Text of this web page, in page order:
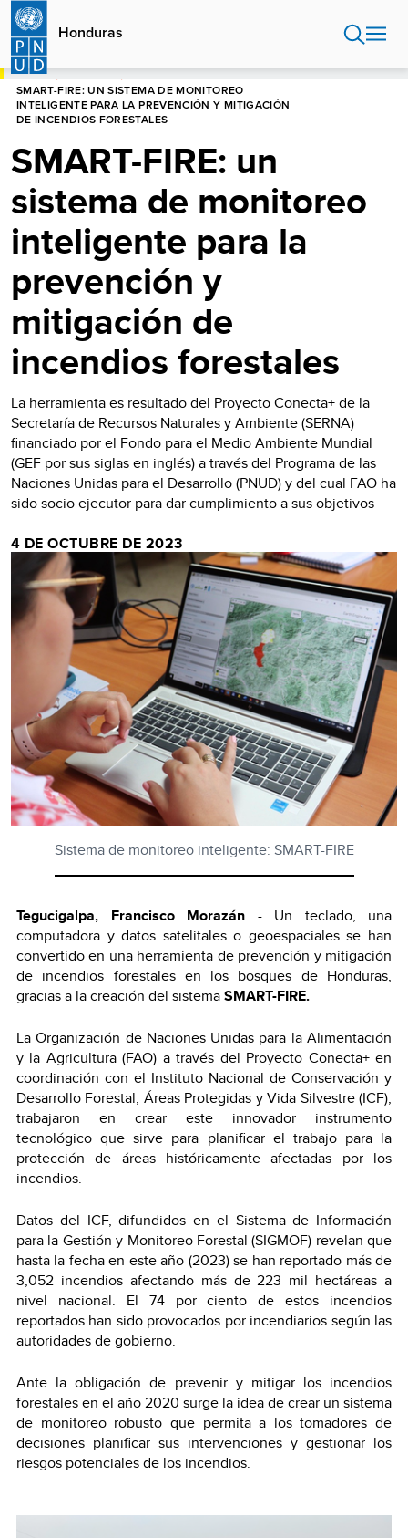
Pasar
contenido
principal
Honduras
HOME
SMART-FIRE: UN SISTEMA DE MONITOREO
INTELIGENTE PARA LA PREVENCIÓN Y MITIGACIÓN
DE INCENDIOS FORESTALES
SMART-FIRE: un
sistema de monitoreo
inteligente para la
prevención y
mitigación de
incendios forestales
La herramienta es resultado del Proyecto Conecta+ de la
Secretaría de Recursos Naturales y Ambiente (SERNA)
financiado por el Fondo para el Medio Ambiente Mundial
(GEF por sus siglas en inglés) a través del Programa de las
Naciones Unidas para el Desarrollo (PNUD) y del cual FAO ha
sido socio ejecutor para dar cumplimiento a sus objetivos
4 DE OCTUBRE DE 2023
Sistema de monitoreo inteligente: SMART-FIRE
Tegucigalpa, Francisco Morazán - Un teclado, una
computadora y datos satelitales o geoespaciales se han
convertido en una herramienta de prevención y mitigación
de incendios forestales en los bosques de Honduras,
gracias a la creación del sistemaSMART-FIRE.
La Organización de Naciones Unidas para la Alimentación
y la Agricultura (FAO) a través del Proyecto Conecta+ en
coordinación con el Instituto Nacional de Conservación y
Desarrollo Forestal, Áreas Protegidas y Vida Silvestre (ICF),
trabajaron en crear este innovador instrumento
tecnológico que sirve para planificar el trabajo para la
protección de áreas históricamente afectadas por los
incendios.
Datos del ICF, difundidos en el Sistema de Información
para la Gestión y Monitoreo Forestal (SIGMOF) revelan que
hasta la fecha en este año (2023) se han reportado más de
3,052 incendios afectando más de 223 mil hectáreas a
nivel nacional. El 74 por ciento de estos incendios
reportados han sido provocados por incendiarios según las
autoridades de gobierno.
Ante la obligación de prevenir y mitigar los incendios
forestales en el año 2020 surge la idea de crear un sistema
de monitoreo robusto que permita a los tomadores de
decisiones planificar sus intervenciones y gestionar los
riesgos potenciales de los incendios.